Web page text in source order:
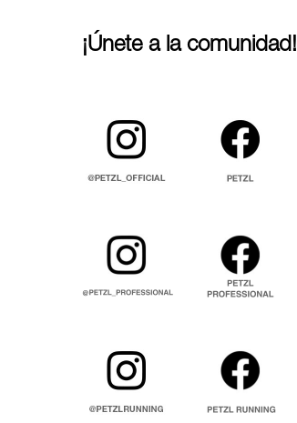
¡Únete a la comunidad!